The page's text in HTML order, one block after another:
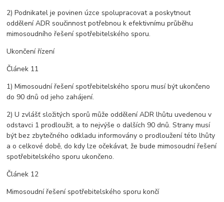
2) Podnikatel je povinen úzce spolupracovat a poskytnout
oddělení ADR součinnost potřebnou k efektivnímu průběhu
mimosoudního řešení spotřebitelského sporu.
Ukončení řízení
Článek 11
1) Mimosoudní řešení spotřebitelského sporu musí být ukončeno
do 90 dnů od jeho zahájení.
2) U zvlášť složitých sporů může oddělení ADR lhůtu uvedenou v
odstavci 1 prodloužit, a to nejvýše o dalších 90 dnů. Strany musí
být bez zbytečného odkladu informovány o prodloužení této lhůty
a o celkové době, do kdy lze očekávat, že bude mimosoudní řešení
spotřebitelského sporu ukončeno.
Článek 12
Mimosoudní řešení spotřebitelského sporu končí